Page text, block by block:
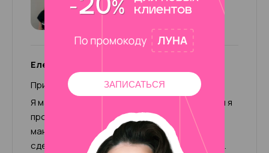
4.92 72 отзыва
Елена
Привет, меня зовут Елена.
Я мастер маникюра с 2015 года. За это время я
прошла множество курсов и обучений по
маникюру и педикюру, что помогает мне
сделать свою работу качественно и хорошо.
ЗАПИСАТЬСЯ